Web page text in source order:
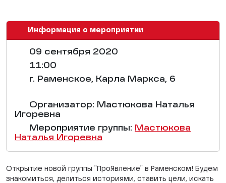
Информация о мероприятии
09 сентября 2020
11:00
г. Раменское, Карла Маркса, 6
Организатор: Мастюкова Наталья
Игоревна
Мероприятие группы: Мастюкова
Наталья Игоревна
Открытие новой группы "ПроЯвление" в Раменском! Будем
знакомиться, делиться историями, ставить цели, искать